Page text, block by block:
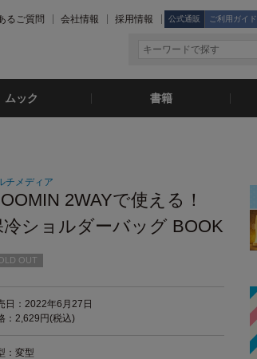
るご質問 会社情報 採用情報 公式通販 ご利用ガイド
ムック 書籍
チメディア
2WAYで使える！
冷ショルダーバッグ BOOK
OUT
日：2022年6月27日
：2,629円(税込)
：変型